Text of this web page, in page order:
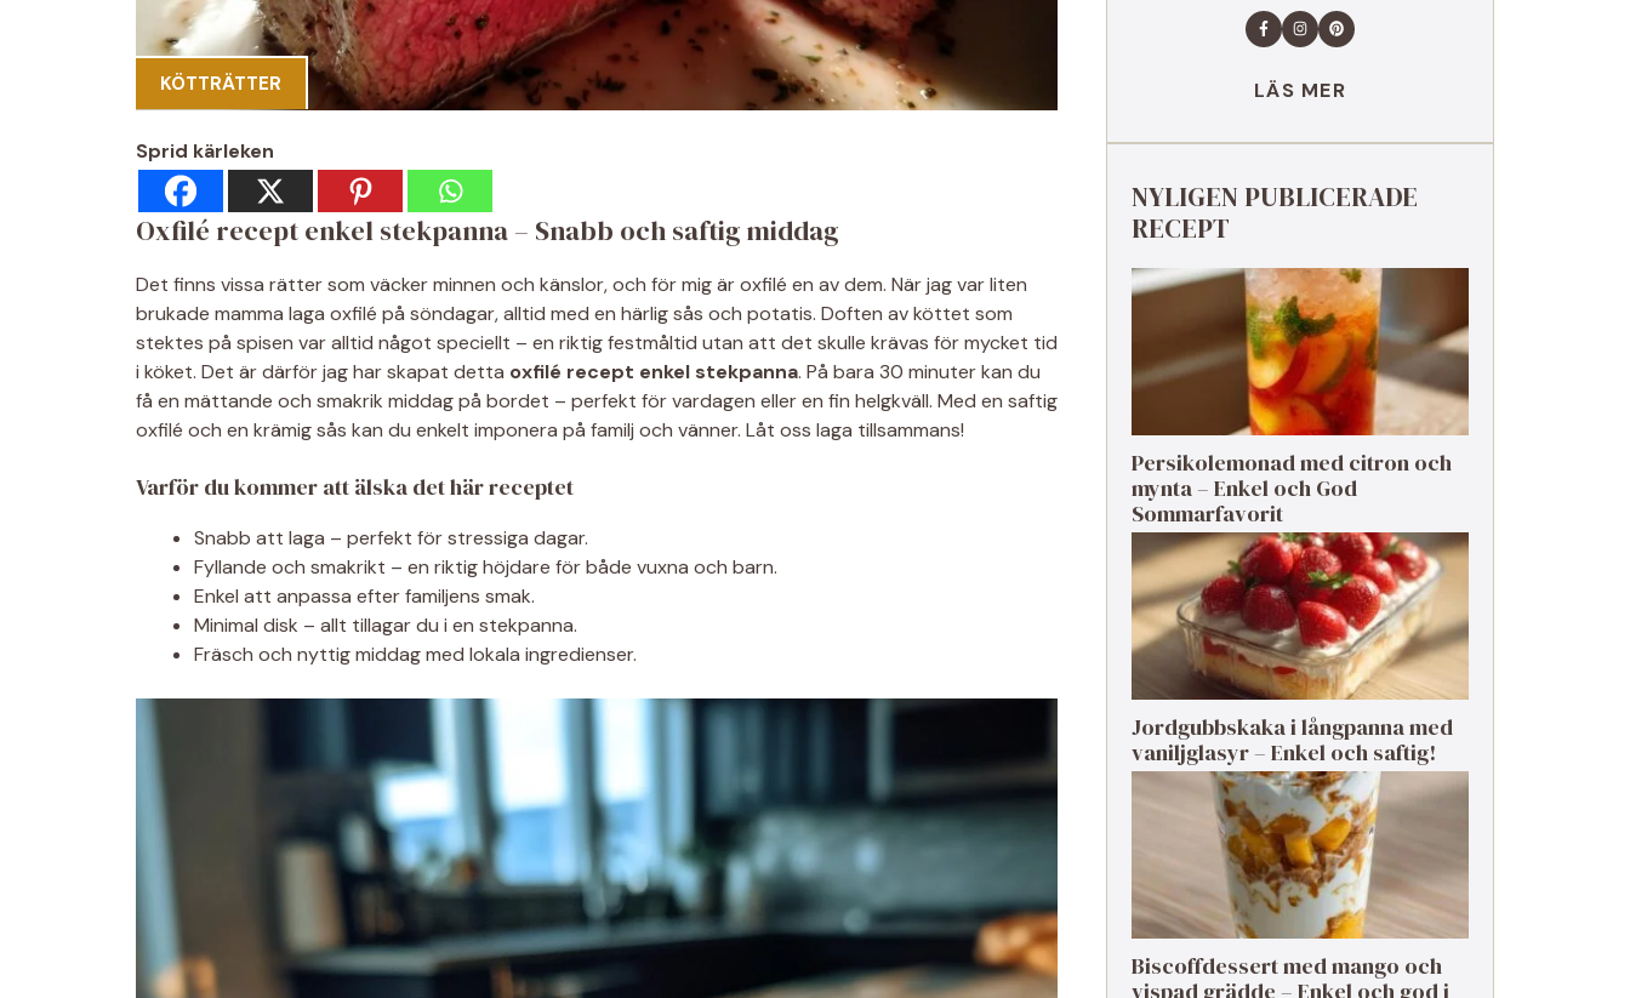
KÖTTRÄTTER
Sprid kärleken
Oxfilé recept enkel stekpanna – Snabb och saftig middag
Det finns vissa rätter som väcker minnen och känslor, och för mig är oxfilé en av dem. När jag var liten
brukade mamma laga oxfilé på söndagar, alltid med en härlig sås och potatis. Doften av köttet som
stektes på spisen var alltid något speciellt – en riktig festmåltid utan att det skulle krävas för mycket tid
i köket. Det är därför jag har skapat detta oxfilé recept enkel stekpanna. På bara 30 minuter kan du
få en mättande och smakrik middag på bordet – perfekt för vardagen eller en fin helgkväll. Med en saftig
oxfilé och en krämig sås kan du enkelt imponera på familj och vänner. Låt oss laga tillsammans!
Varför du kommer att älska det här receptet
Snabb att laga – perfekt för stressiga dagar.
Fyllande och smakrikt – en riktig höjdare för både vuxna och barn.
Enkel att anpassa efter familjens smak.
Minimal disk – allt tillagar du i en stekpanna.
Fräsch och nyttig middag med lokala ingredienser.
LÄS MER
NYLIGEN PUBLICERADE
RECEPT
Persikolemonad med citron och
mynta – Enkel och God
Sommarfavorit
Jordgubbskaka i långpanna med
vaniljglasyr – Enkel och saftig!
Biscoffdessert med mango och
vispad grädde – Enkel och god i